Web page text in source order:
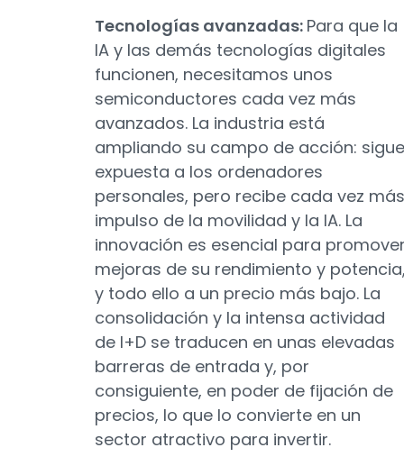
Tecnologías avanzadas: Para que la
IA y las demás tecnologías digitales
funcionen, necesitamos unos
semiconductores cada vez más
avanzados. La industria está
ampliando su campo de acción: sigue
expuesta a los ordenadores
personales, pero recibe cada vez más
impulso de la movilidad y la IA. La
innovación es esencial para
mejoras de su rendimiento y
y todo ello a un precio más bajo. La
consolidación y la intensa actividad
de I+D se traducen en unas elevadas
barreras de entrada y, por
consiguiente, en poder de fijación de
precios, lo que lo convierte en un
sector atractivo para invertir.